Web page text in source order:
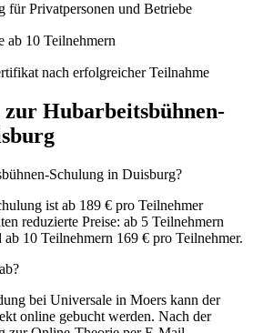
für Privatpersonen und Betriebe
ab 10 Teilnehmern
nach erfolgreicher Teilnahme
Hubarbeitsbühnen-
Schulung in Duisburg?
ist ab 189 € pro Teilnehmer
reduzierte Preise: ab 5 Teilnehmern
10 Teilnehmern 169 € pro Teilnehmer.
bei Universale in Moers kann der
online gebucht werden. Nach der